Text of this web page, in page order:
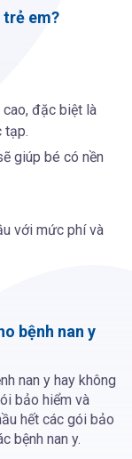
trẻ em?
cao, đặc biệt là
tạp.
giúp bé có nền
với mức phí và
bệnh nan y
nan y hay không
bảo hiểm và
hết các gói bảo
bệnh nan y.